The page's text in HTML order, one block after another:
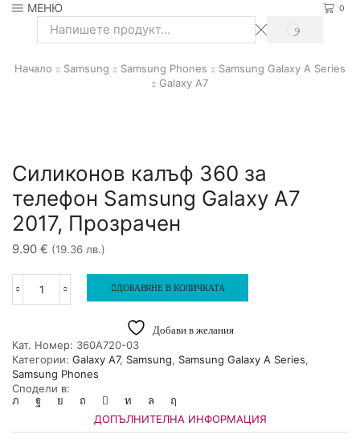
МЕНЮ 0
Search
SEARCH
Начало Samsung Samsung Phones
Samsung Galaxy A Series
Galaxy A7
Силиконов калъф 360 за
телефон Samsung Galaxy A7
2017, Прозрачен
9.90 € (19.36 лв.)
количество
калъф
360
за
телефон
Samsung
ДОБАВЯНЕ В КОЛИЧКАТА
Добави в желания
Кат. Номер: 360A720-03
Категории: Galaxy A7, Samsung, Samsung Galaxy A Series,
Samsung Phones
Сподели в:
ДОПЪЛНИТЕЛНА ИНФОРМАЦИЯ